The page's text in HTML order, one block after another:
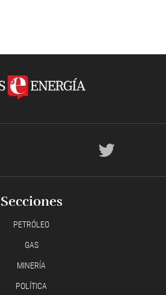
Secciones
PETRÓLEO
GAS
MINERÍA
POLÍTICA